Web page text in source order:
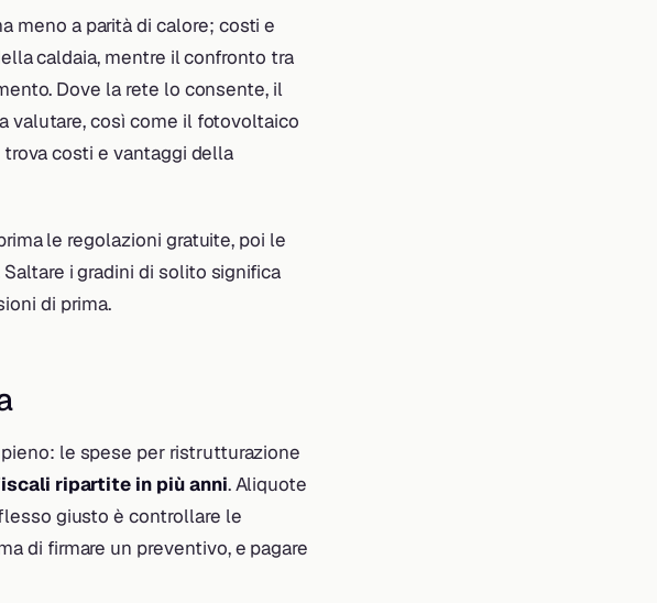
meno a parità di calore; costi e
caldaia, mentre il confronto tra
Dove la rete lo consente, il
valutare, così come il fotovoltaico
costi e vantaggi della
le regolazioni gratuite, poi le
i gradini di solito significa
di prima.
le spese per ristrutturazione
ripartite in più anni. Aliquote
giusto è controllare le
di firmare un preventivo, e pagare